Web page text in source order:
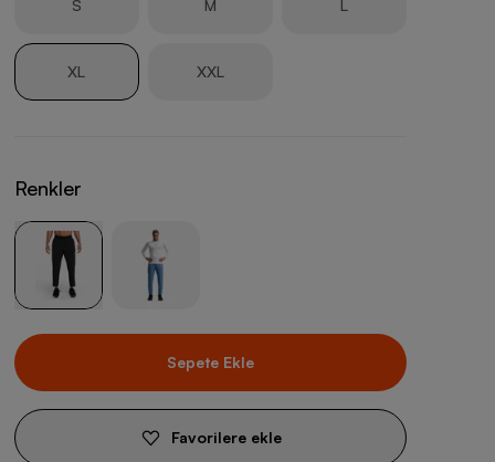
S M
XL XXL
Renkler
Sepete Ekle
Favorilere ekle